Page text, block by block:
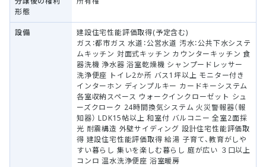
形態
設備
建設住宅性能評価取得(予定含む)
ガス：都市ガス 水道：公営水道 汚水：公共下水システ
ムキッチン 対面式キッチン カウンターキッチン 食
器洗機 浄水器 浴室乾燥機 シャンプードレッサー
洗浄便座 トイレ2か所 バス1坪以上 モニター付き
インターホン ディンプルキー カードキーシステム
各室収納スペース ウォークインクローゼット シュ
ーズクローク 24時間換気システム 火災警報器（報
知器） LDK15帖以上 和室付 バルコニー 全室2面採
光 耐震構造 外壁サイディング 設計住宅性能評価取
得 建設住宅性能評価取得 給湯 子育て、教育がしや
すい暮らし 集いを楽しむ暮らし 庭が広い ３口以上
コンロ 温水洗浄便座 浴室暖房